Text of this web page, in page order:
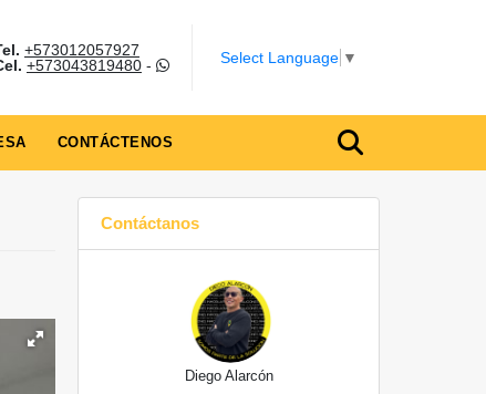
+573012057927
+573043819480- Select Language ▼
CONTÁCTENOS
Contáctanos
Diego Alarcón